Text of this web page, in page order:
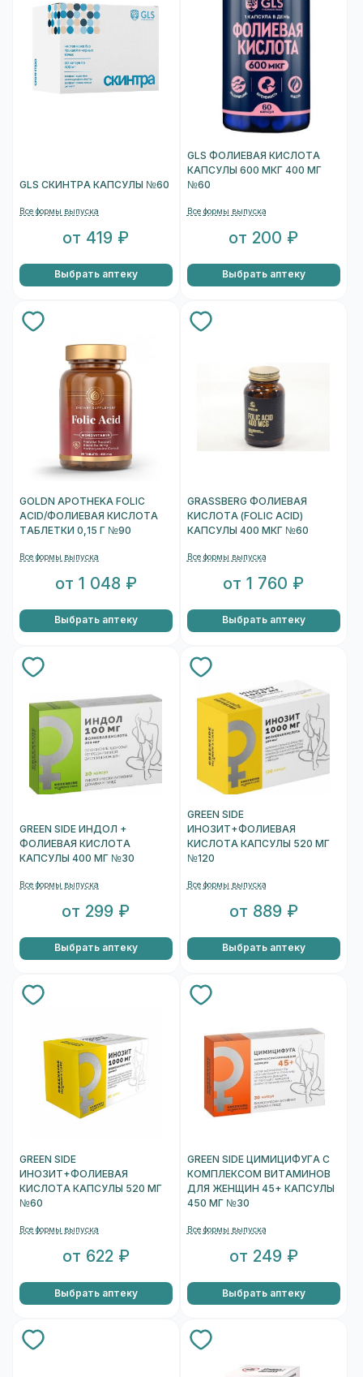
GLS СКИНТРА КАПСУЛЫ №60
Все формы выпуска
от 419 ₽
Выбрать аптеку
GLS ФОЛИЕВАЯ КИСЛОТА
КАПСУЛЫ 600 МКГ 400 МГ
№60
Все формы выпуска
от 200 ₽
Выбрать аптеку
GOLDN APOTHEKA FOLIC
ACID/ФОЛИЕВАЯ КИСЛОТА
ТАБЛЕТКИ 0,15 Г №90
Все формы выпуска
от 1 048 ₽
Выбрать аптеку
GRASSBERG ФОЛИЕВАЯ
КИСЛОТА (FOLIC ACID)
КАПСУЛЫ 400 МКГ №60
Все формы выпуска
от 1 760 ₽
Выбрать аптеку
GREEN SIDE ИНДОЛ +
ФОЛИЕВАЯ КИСЛОТА
КАПСУЛЫ 400 МГ №30
Все формы выпуска
от 299 ₽
Выбрать аптеку
GREEN SIDE
ИНОЗИТ+ФОЛИЕВАЯ
КИСЛОТА КАПСУЛЫ 520 МГ
№120
Все формы выпуска
от 889 ₽
Выбрать аптеку
GREEN SIDE
ИНОЗИТ+ФОЛИЕВАЯ
КИСЛОТА КАПСУЛЫ 520 МГ
№60
Все формы выпуска
от 622 ₽
Выбрать аптеку
GREEN SIDE ЦИМИЦИФУГА С
КОМПЛЕКСОМ ВИТАМИНОВ
ДЛЯ ЖЕНЩИН 45+ КАПСУЛЫ
450 МГ №30
Все формы выпуска
от 249 ₽
Выбрать аптеку